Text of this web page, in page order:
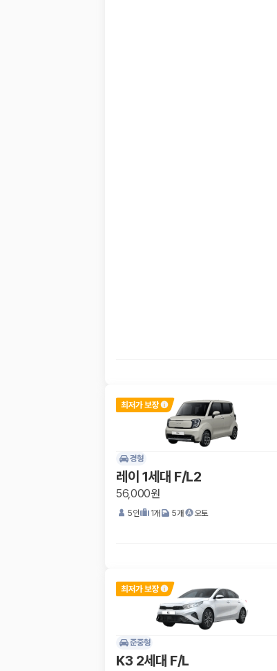
경형
레이 1세대 F/L2
56,000원
5인 1개 5개 오토
준중형
K3 2세대 F/L